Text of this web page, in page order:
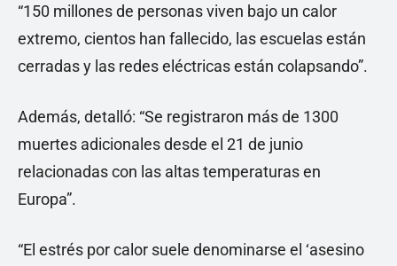
“150 millones de personas viven bajo un calor
extremo, cientos han fallecido, las escuelas están
cerradas y las redes eléctricas están colapsando”.
Además, detalló: “Se registraron más de 1300
muertes adicionales desde el 21 de junio
relacionadas con las altas temperaturas en
Europa”.
“El estrés por calor suele denominarse el ‘asesino